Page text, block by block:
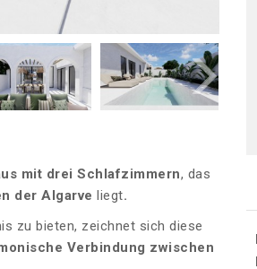
mit drei Schlafzimmern, das
der Algarve liegt.
zu bieten, zeichnet sich diese
Verbindung zwischen